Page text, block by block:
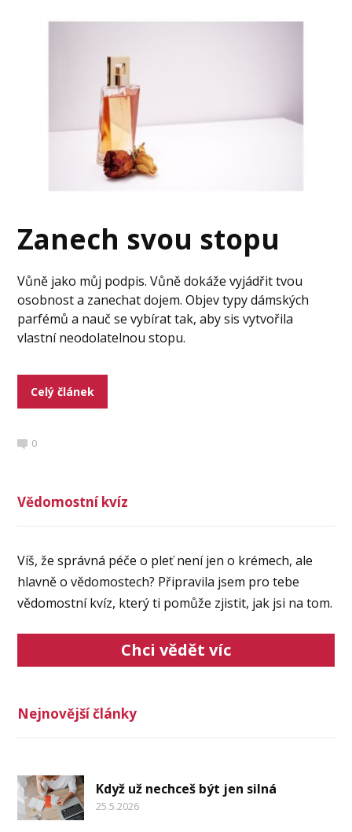
Zanech svou stopu
Vůně jako můj podpis. Vůně dokáže vyjádřit tvou
osobnost a zanechat dojem. Objev typy dámských
parfémů a nauč se vybírat tak, aby sis vytvořila
vlastní neodolatelnou stopu.
Celý článek
0
Vědomostní kvíz
Víš, že správná péče o pleť není jen o krémech, ale
hlavně o vědomostech? Připravila jsem pro tebe
vědomostní kvíz, který ti pomůže zjistit, jak jsi na tom.
Chci vědět víc
Nejnovější články
Když už nechceš být jen silná
25.5.2026